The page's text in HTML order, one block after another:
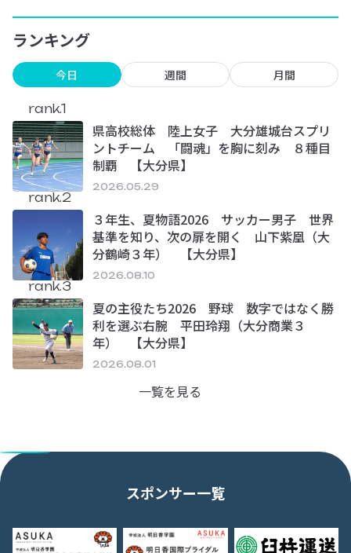
ランキング
今日 週間 月間
rank.1
県高校総体 陸上女子 大分雄城台スプリ
ントチーム 「闘魂」を胸に刻み ８種目
制覇 【大分県】
2026.05.29
rank.2
３年生、夏物語2026 サッカー男子 世界
基準を知り、次の扉を開く 山下紫凰（大
分鶴崎３年） 【大分県】
2026.08.10
rank.3
夏の主役たち2026 野球 数字ではなく勝
利を選ぶ右腕 平田玲翔（大分商業３
年） 【大分県】
2026.08.01
一覧を見る
スポンサー一覧